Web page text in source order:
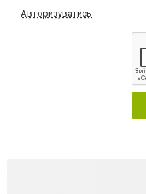
Авторизуватись